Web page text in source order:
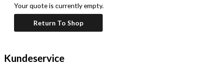
Your quote is currently empty.
Return To Shop
Kundeservice